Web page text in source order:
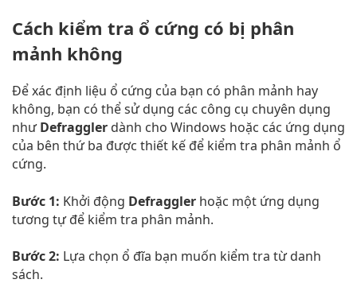
Cách kiểm tra ổ cứng có bị phân
mảnh không
Để xác định liệu ổ cứng của bạn có phân mảnh hay
không, bạn có thể sử dụng các công cụ chuyên dụng
nhưDefraggler dành cho Windows hoặc các ứng dụng
của bên thứ ba được thiết kế để kiểm tra phân mảnh ổ
cứng.
Bước 1: Khởi động Defraggler hoặc một ứng dụng
tương tự để kiểm tra phân mảnh.
Bước 2: Lựa chọn ổ đĩa bạn muốn kiểm tra từ danh
sách.